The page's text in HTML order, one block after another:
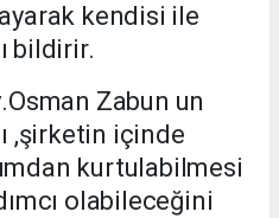
kendisi ile
bildirir.
Zabun un
,şirketin içinde
kurtulabilmesi
olabileceğini